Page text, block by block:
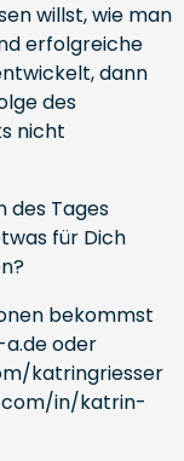
willst, wie man
erfolgreiche
dann
des
nicht
des Tages
für Dich
bekommst
oder
katringriesser
in/katrin-